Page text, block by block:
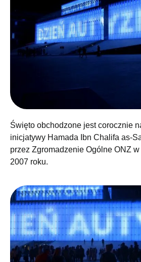
Święto obchodzone jest corocznie
inicjatywy Hamada Ibn Chalifa as-
przez Zgromadzenie Ogólne ONZ
2007 roku.